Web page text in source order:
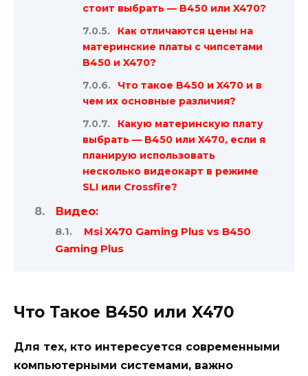
стоит выбрать — B450 или X470?
Как отличаются цены на
материнские платы с чипсетами
B450 и X470?
Что такое B450 и X470 и в
чем их основные различия?
Какую материнскую плату
выбрать — B450 или X470, если я
планирую использовать
несколько видеокарт в режиме
SLI или Crossfire?
Видео:
Msi X470 Gaming Plus vs B450
Gaming Plus
Что Такое B450 или X470
Для тех, кто интересуется современными
компьютерными системами, важно